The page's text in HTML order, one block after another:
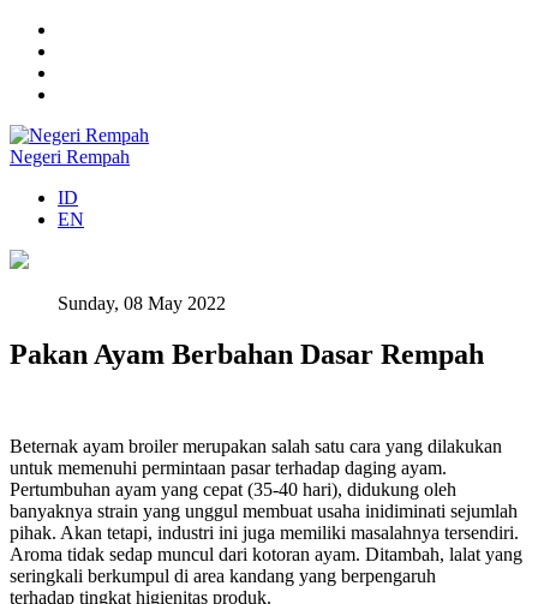
Negeri Rempah
ID
EN
Sunday, 08 May 2022
Pakan Ayam Berbahan Dasar Rempah
Beternak ayam broiler merupakan salah satu cara yang dilakukan
untuk memenuhi permintaan pasar terhadap daging ayam.
Pertumbuhan ayam yang cepat (35-40 hari), didukung oleh
banyaknya strain yang unggul membuat usaha inidiminati sejumlah
pihak. Akan tetapi, industri ini juga memiliki masalahnya tersendiri.
Aroma tidak sedap muncul dari kotoran ayam. Ditambah, lalat yang
seringkali berkumpul di area kandang yang berpengaruh
terhadap tingkat higienitas produk.